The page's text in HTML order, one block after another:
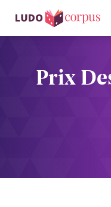
Prix